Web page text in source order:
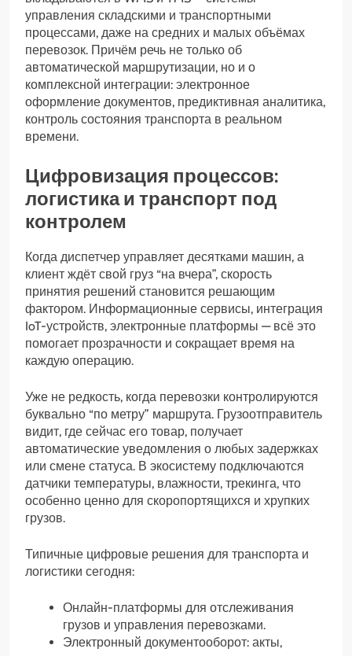
управления складскими и транспортными
процессами, даже на средних и малых объёмах
перевозок. Причём речь не только об
автоматической маршрутизации, но и о
комплексной интеграции: электронное
оформление документов, предиктивная аналитика,
контроль состояния транспорта в реальном
времени.
Цифровизация процессов:
логистика и транспорт под
контролем
Когда диспетчер управляет десятками машин, а
клиент ждёт свой груз “на вчера”, скорость
принятия решений становится решающим
фактором. Информационные сервисы, интеграция
IoT-устройств, электронные платформы — всё это
помогает прозрачности и сокращает время на
каждую операцию.
Уже не редкость, когда перевозки контролируются
буквально “по метру” маршрута. Грузоотправитель
видит, где сейчас его товар, получает
автоматические уведомления о любых задержках
или смене статуса. В экосистему подключаются
датчики температуры, влажности, трекинга, что
особенно ценно для скоропортящихся и хрупких
грузов.
Типичные цифровые решения для транспорта и
логистики сегодня:
Онлайн-платформы для отслеживания
грузов и управления перевозками.
Электронный документооборот: акты,